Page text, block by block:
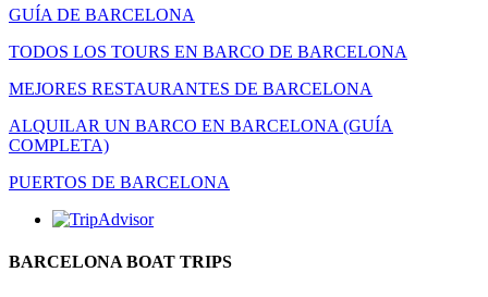
GUÍA DE BARCELONA
TODOS LOS TOURS EN BARCO DE BARCELONA
MEJORES RESTAURANTES DE BARCELONA
ALQUILAR UN BARCO EN BARCELONA (GUÍA
COMPLETA)
PUERTOS DE BARCELONA
BARCELONA BOAT TRIPS